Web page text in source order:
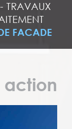
- TRAVAUX
FACADE
action